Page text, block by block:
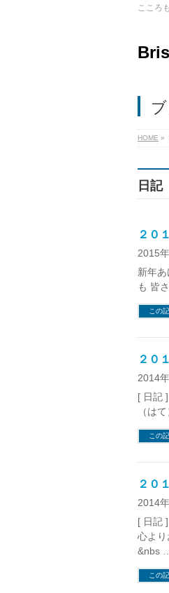
こころ
HOME »
日記
２０
2015
新年
も 皆
この
２０
2014
[ 日記
（は
この
２０
2014
[ 日記
心よ
&nbs …
この